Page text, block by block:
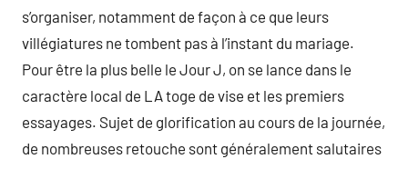
s’organiser, notamment de façon à ce que leurs
villégiatures ne tombent pas à l’instant du mariage.
Pour être la plus belle le Jour J, on se lance dans le
caractère local de LA toge de vise et les premiers
essayages. Sujet de glorification au cours de la journée,
de nombreuses retouche sont généralement salutaires